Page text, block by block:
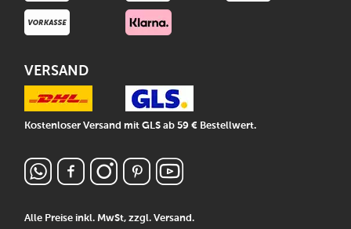
Alle Preise inkl. MwSt, zzgl.Versand.
VERSAND
Kostenloser Versand mit GLS ab 59 € Bestellwert.